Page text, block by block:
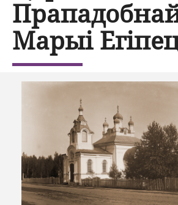
Марыі